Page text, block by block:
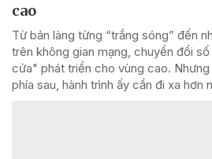
cao
Từ bản làng từng “trắng sóng” đến
trên không gian mạng, chuyển đổi
cửa" phát triển cho vùng cao.
phía sau, hành trình ấy cần đi xa hơn